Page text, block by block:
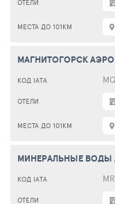
МАГНИТОГОРСК
МИНЕРАЛЬНЫЕ ВОДЫ